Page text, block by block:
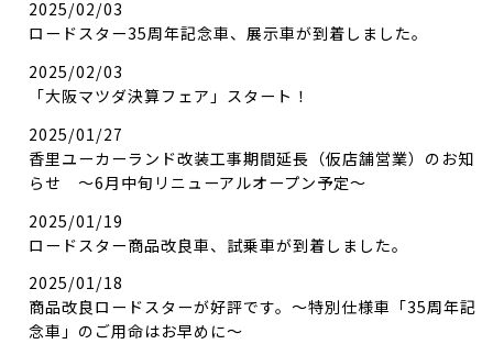
2025/02/03
ロードスター35周年記念車、展示車が到着しました。
2025/02/03
「大阪マツダ決算フェア」スタート！
2025/01/27
香里ユーカーランド改装工事期間延長（仮店舗営業）のお知
らせ ～6月中旬リニューアルオープン予定～
2025/01/19
ロードスター商品改良車、試乗車が到着しました。
2025/01/18
商品改良ロードスターが好評です。～特別仕様車「35周年記
念車」のご用命はお早めに～